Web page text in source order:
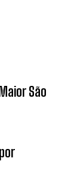
São